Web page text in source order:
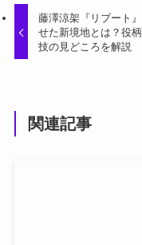
藤澤涼架『リブート
せた新境地とは？役
技の見どころを解説
関連記事